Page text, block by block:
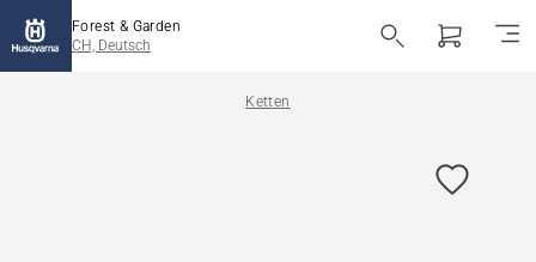
Forest & Garden
CH, Deutsch
Ketten